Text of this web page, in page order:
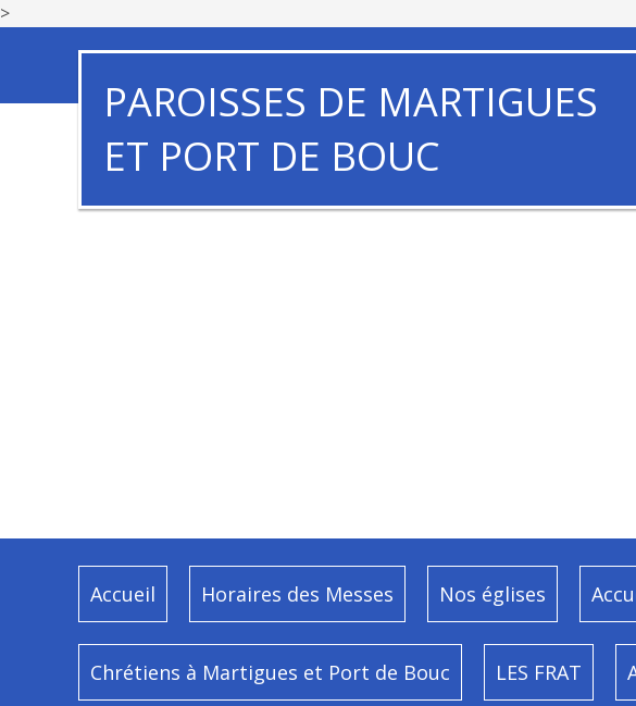
>
PAROISSES DE MARTIGUES
ET PORT DE BOUC
Accueil Horaires des Messes Nos églises
Chrétiens à Martigues et Port de Bouc LES FRAT